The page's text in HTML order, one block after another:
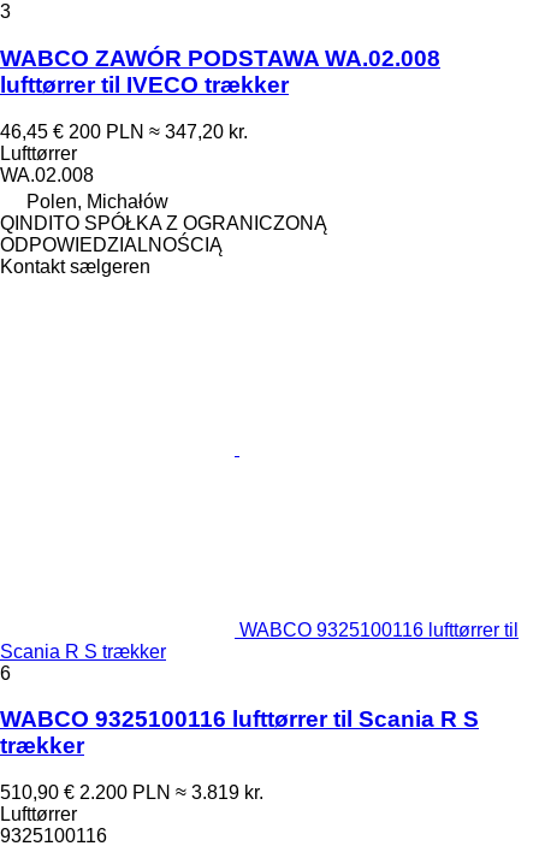
3
WABCO ZAWÓR PODSTAWA WA.02.008
lufttørrer til IVECO trækker
46,45 € 200 PLN ≈ 347,20 kr.
Lufttørrer
WA.02.008
Polen, Michałów
QINDITO SPÓŁKA Z OGRANICZONĄ
ODPOWIEDZIALNOŚCIĄ
Kontakt sælgeren
WABCO 9325100116 lufttørrer til
Scania R S trækker
6
WABCO 9325100116 lufttørrer til Scania R S
trækker
510,90 € 2.200 PLN ≈ 3.819 kr.
Lufttørrer
9325100116